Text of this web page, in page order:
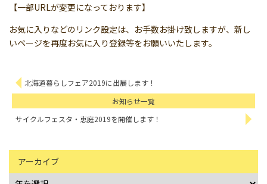
【一部URLが変更になっております】
お気に入りなどのリンク設定は、お手数お掛け致しますが、新し
いページを再度お気に入り登録等をお願いいたします。
北海道暮らしフェア2019に出展します！
お知らせ一覧
サイクルフェスタ・恵庭2019を開催します！
アーカイブ